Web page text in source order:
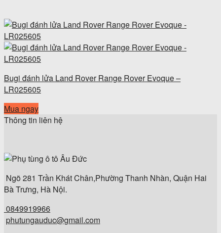
Bugi đánh lửa Land Rover Range Rover Evoque –
LR025605
Mua ngay
Thông tin liên hệ
Ngõ 281 Trần Khát Chân,Phường Thanh Nhàn, Quận Hai
Bà Trưng, Hà Nội.
0849919966
phutungauduc@gmail.com